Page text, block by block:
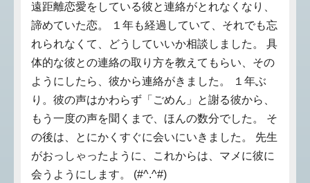
遠距離恋愛をしている彼と連絡がとれなくなり、
諦めていた恋。 １年も経過していて、それでも忘
れられなくて、どうしていいか相談しました。 具
体的な彼との連絡の取り方を教えてもらい、その
ようにしたら、彼から連絡がきました。 １年ぶ
り。彼の声はかわらず「ごめん」と謝る彼から、
もう一度の声を聞くまで、ほんの数分でした。 そ
の後は、とにかくすぐに会いにいきました。 先生
がおっしゃったように、これからは、マメに彼に
会うようにします。 (#^.^#)